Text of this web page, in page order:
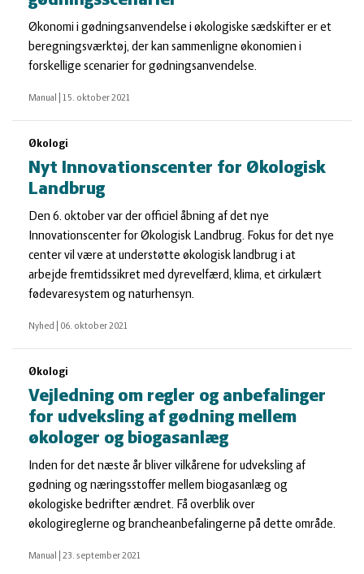
Økonomi i gødningsanvendelse i økologiske sædskifter er et
beregningsværktøj, der kan sammenligne økonomien i
forskellige scenarier for gødningsanvendelse.
Manual 15. oktober 2021
Økologi
Nyt Innovationscenter for Økologisk
Landbrug
Den 6. oktober var der officiel åbning af det nye
Innovationscenter for Økologisk Landbrug. Fokus for det nye
center vil være at understøtte økologisk landbrug i at
arbejde fremtidssikret med dyrevelfærd, klima, et cirkulært
fødevaresystem og naturhensyn.
Nyhed 06. oktober 2021
Økologi
Vejledning om regler og anbefalinger
for udveksling af gødning mellem
økologer og biogasanlæg
Inden for det næste år bliver vilkårene for udveksling af
gødning og næringsstoffer mellem biogasanlæg og
økologiske bedrifter ændret. Få overblik over
økologireglerne og brancheanbefalingerne på dette område.
Manual 23. september 2021